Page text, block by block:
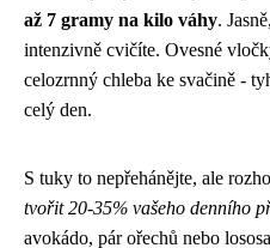
až 7 gramy na kilo váhy.
intenzivně cvičíte. Ovesné
celozrnný chleba ke svačině -
celý den.
S tuky to nepřehánějte, ale
tvořit 20-35% vašeho denního
avokádo, pár ořechů nebo